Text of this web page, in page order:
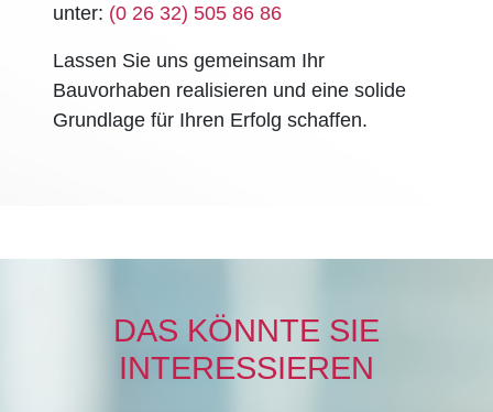
unter: (0 26 32) 505 86 86
Lassen Sie uns gemeinsam Ihr
Bauvorhaben realisieren und eine solide
Grundlage für Ihren Erfolg schaffen.
DAS KÖNNTE SIE
INTERESSIEREN